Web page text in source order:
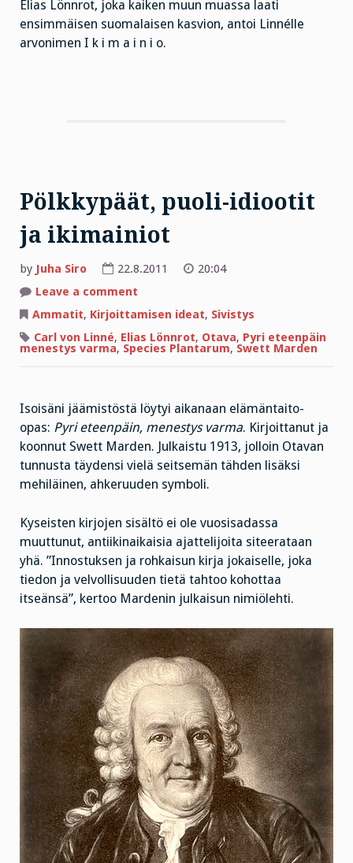
Elias Lönnrot, joka kaiken muun muassa laati
ensimmäisen suomalaisen kasvion, antoi Linnélle
arvonimen I k i m a i n i o.
Pölkkypäät, puoli-idiootit
ja ikimainiot
by Juha Siro 22.8.2011
20:04
Leave a comment
puoli-
ja
ikimainiot
Ammatit, Kirjoittamisen ideat, Sivistys
Carl von Linné, Elias Lönnrot, Otava, Pyri eteenpäin
menestys varma, Species Plantarum, Swett Marden
Isoisäni jäämistöstä löytyi aikanaan elämäntaito-
opas: Pyri eteenpäin, menestys varma. Kirjoittanut ja
koonnut Swett Marden. Julkaistu 1913, jolloin Otavan
tunnusta täydensi vielä seitsemän tähden lisäksi
mehiläinen, ahkeruuden symboli.
Kyseisten kirjojen sisältö ei ole vuosisadassa
muuttunut, antiikinaikaisia ajattelijoita siteerataan
yhä. ”Innostuksen ja rohkaisun kirja jokaiselle, joka
tiedon ja velvollisuuden tietä tahtoo kohottaa
itseänsä”, kertoo Mardenin julkaisun nimiölehti.